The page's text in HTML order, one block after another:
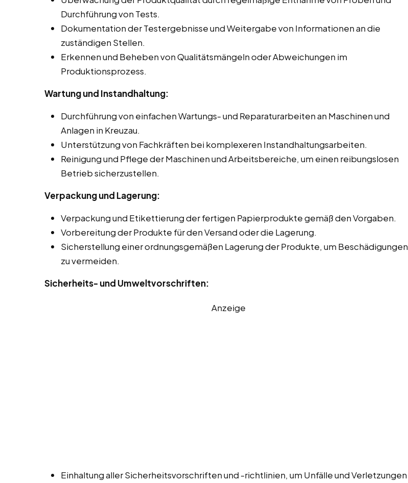
Durchführung von Tests.
Dokumentation der Testergebnisse und Weitergabe von Informationen an die
zuständigen Stellen.
Erkennen und Beheben von Qualitätsmängeln oder Abweichungen im
Produktionsprozess.
Wartung und Instandhaltung:
Durchführung von einfachen Wartungs- und Reparaturarbeiten an Maschinen und
Anlagen in Kreuzau.
Unterstützung von Fachkräften bei komplexeren Instandhaltungsarbeiten.
Reinigung und Pflege der Maschinen und Arbeitsbereiche, um einen reibungslosen
Betrieb sicherzustellen.
Verpackung und Lagerung:
Verpackung und Etikettierung der fertigen Papierprodukte gemäß den Vorgaben.
Vorbereitung der Produkte für den Versand oder die Lagerung.
Sicherstellung einer ordnungsgemäßen Lagerung der Produkte, um Beschädigungen
zu vermeiden.
Sicherheits- und Umweltvorschriften:
Anzeige
Einhaltung aller Sicherheitsvorschriften und -richtlinien, um Unfälle und Verletzungen